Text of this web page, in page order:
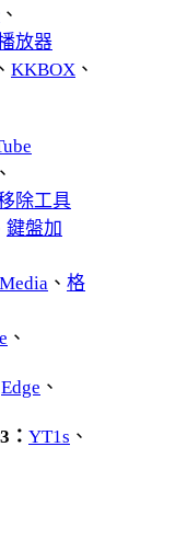
、
放器
、 KKBOX 、
、
除工具
鍵盤加
、 格
、
Edge 、
： YT1s 、